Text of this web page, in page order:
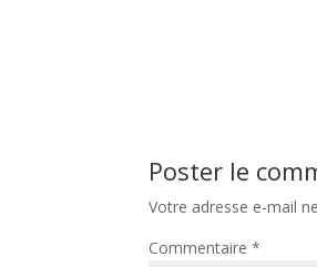
Poster le
Votre adresse e-mail
Commentaire*